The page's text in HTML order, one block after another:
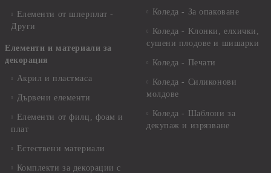
Елементи от шперплат -
Други
Елементи и материали за
декорация
Акрил и пластмаса
Дървени елементи
Елементи от филц, фоам и
плат
Естествени материали
Комплекти за декорации с
Коледа - За опаковане
Коледа - Kлонки, елхички,
сушени плодове и шишарки
Коледа - Печати
Коледа - Силиконови
молдове
Коледа - Шаблони за
декупаж и изрязване